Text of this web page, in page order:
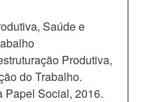
Saúde e
Produtiva,
do Trabalho.
Papel Social, 2016.